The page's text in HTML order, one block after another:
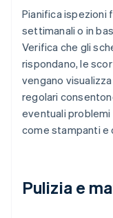
Pianifica ispezioni
settimanali o in
Verifica che gli
rispondano, le
vengano
regolari
eventuali problemi
come stampanti e
Pulizia e